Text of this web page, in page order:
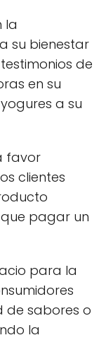
la
su bienestar
de
en su
a su
favor
clientes
pagar un
para la
de sabores o
la